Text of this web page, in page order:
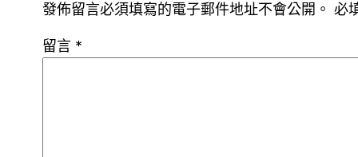
發佈留言必須填寫的電子郵件地址不會公開。 必
留言 *